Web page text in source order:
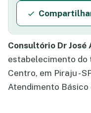
Consultório Dr José
estabelecimento do
Centro, em Piraju -
Atendimento Básico